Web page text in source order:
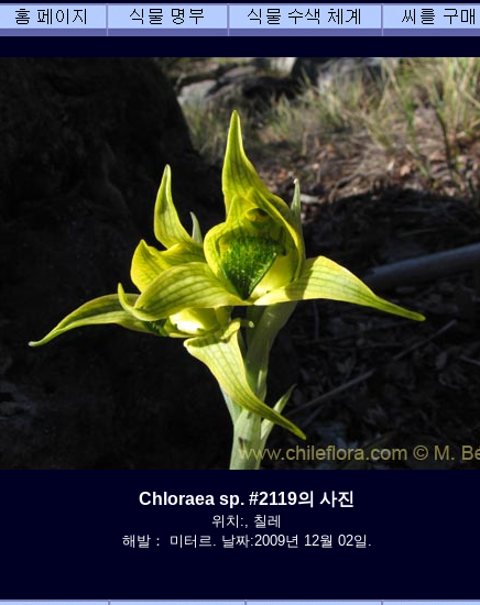
Chloraea sp. #2119의 사진
위치:, 칠레
해발： 미터르. 날짜:2009년 12월 02일.